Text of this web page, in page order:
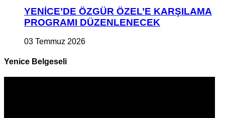
YENİCE’DE ÖZGÜR ÖZEL’E KARŞILAMA
PROGRAMI DÜZENLENECEK
03 Temmuz 2026
Yenice Belgeseli